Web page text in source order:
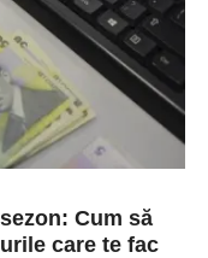
Cum să
care te fac